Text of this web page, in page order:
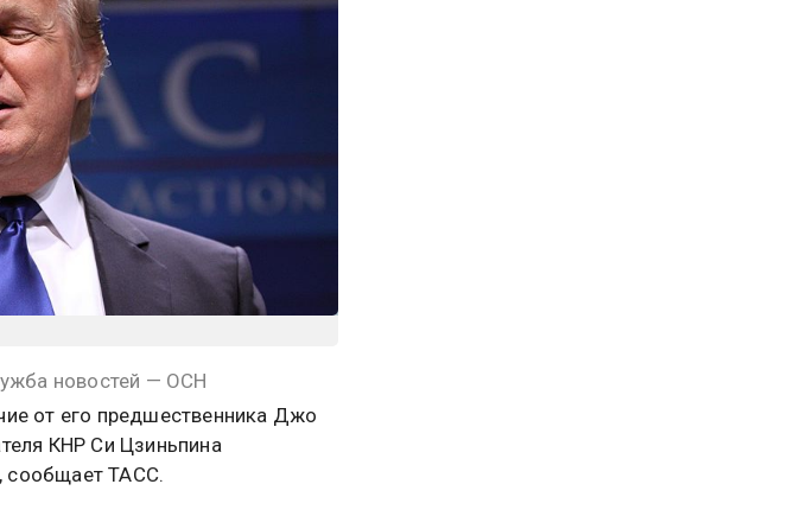
новостей — ОСН
от его предшественника Джо
КНР Си Цзиньпина
сообщает ТАСС.